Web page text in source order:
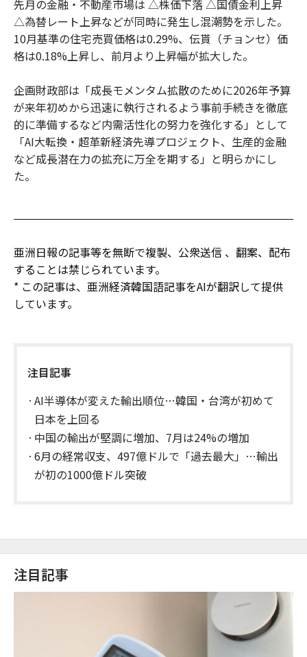
先月の金融・不動産市場は △株価下落 △国債金利上昇
△為替レート上昇などが同時に発生し混潮勢を示した。
10月基準の住宅売買価格は0.29%、伝貰（チョンセ）価
格は0.18%上昇し、前月より上昇幅が拡大した。
企画財政部は「成長モメンタム拡散のために2026年予算
が来年初めから迅速に執行されるよう事前手続きを徹底
的に準備するなど内需活性化の努力を強化する」として
「AI大転換・超革新経済先導プロジェクト、生産的金融
など成長潜在力の拡充に万全を期する」と明らかにし
た。
亜洲日報の記事等を無断で複製、公衆送信 、翻案、配布
することは禁じられています。
* この記事は、亜洲経済韓国語記事をAIが翻訳して提供
しています。
注目記事
AI半導体が変えた輸出順位…韓国・台湾が初めて
日本を上回る
中国の輸出が堅調に増加、7月は24%の増加
6月の経常収支、497億ドルで「過去最大」…輸出
が初の1000億ドル突破
注目記事